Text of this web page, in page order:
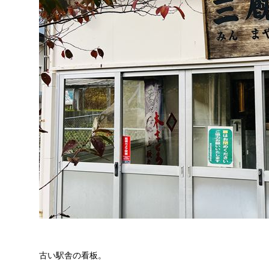
古い駅舎の看板。